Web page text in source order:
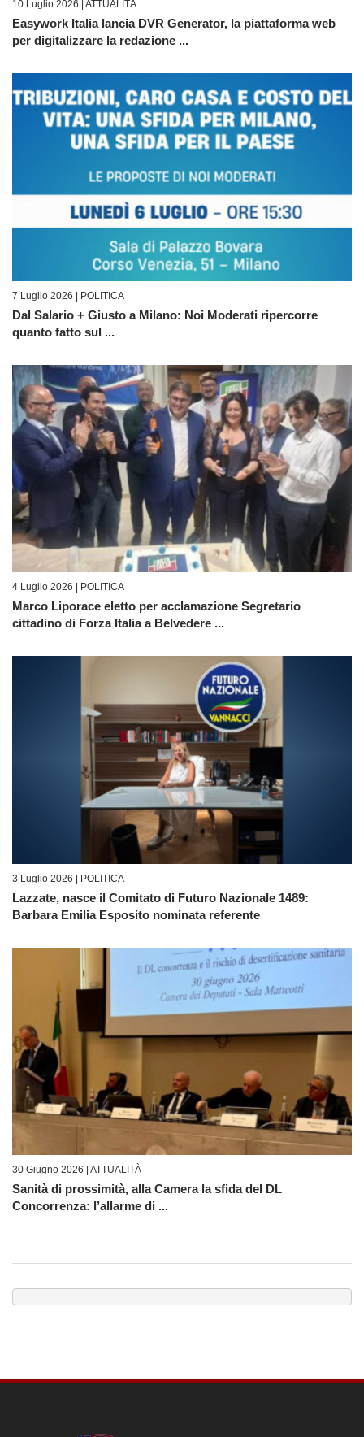
10 Luglio 2026 | ATTUALITÀ
Easywork Italia lancia DVR Generator, la piattaforma web
per digitalizzare la redazione ...
7 Luglio 2026 | POLITICA
Dal Salario + Giusto a Milano: Noi Moderati ripercorre
quanto fatto sul ...
4 Luglio 2026 | POLITICA
Marco Liporace eletto per acclamazione Segretario
cittadino di Forza Italia a Belvedere ...
3 Luglio 2026 | POLITICA
Lazzate, nasce il Comitato di Futuro Nazionale 1489:
Barbara Emilia Esposito nominata referente
30 Giugno 2026 | ATTUALITÀ
Sanità di prossimità, alla Camera la sfida del DL
Concorrenza: l’allarme di ...